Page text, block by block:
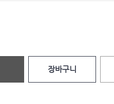
장바구니